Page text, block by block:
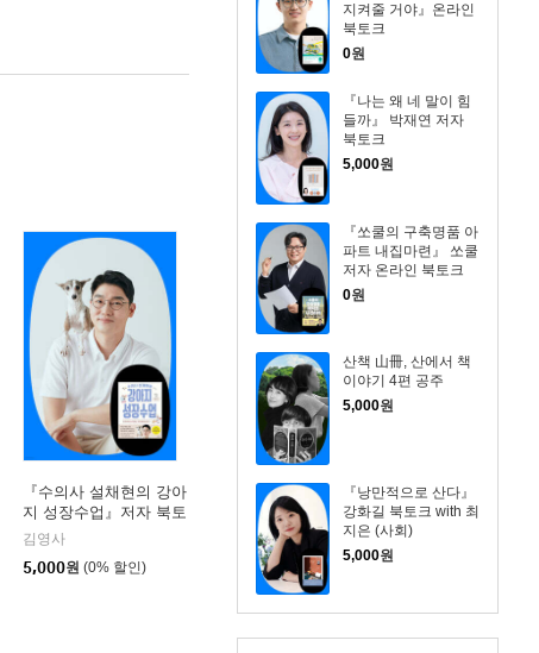
지켜줄 거야』온라인
북토크
0원
『나는 왜 네 말이 힘
들까』 박재연 저자
북토크
5,000원
『쏘쿨의 구축명품 아
파트 내집마련』 쏘쿨
저자 온라인 북토크
0원
산책 山冊, 산에서 책
이야기 4편 공주
5,000원
『낭만적으로 산다』
강화길 북토크 with 최
지은 (사회)
5,000원
『수의사 설채현의 강아
지 성장수업』저자 북토
크
김영사
5,000원 (0% 할인)